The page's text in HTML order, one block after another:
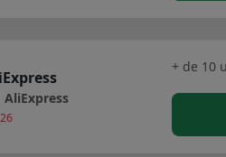
AliExpress
+ de 10